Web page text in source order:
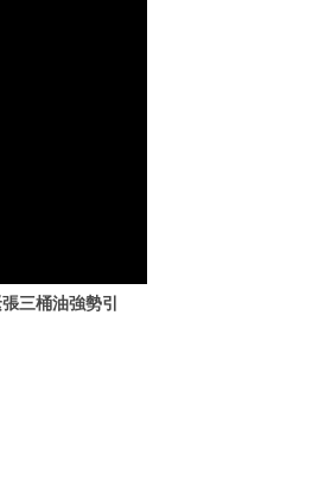
三桶油強勢引